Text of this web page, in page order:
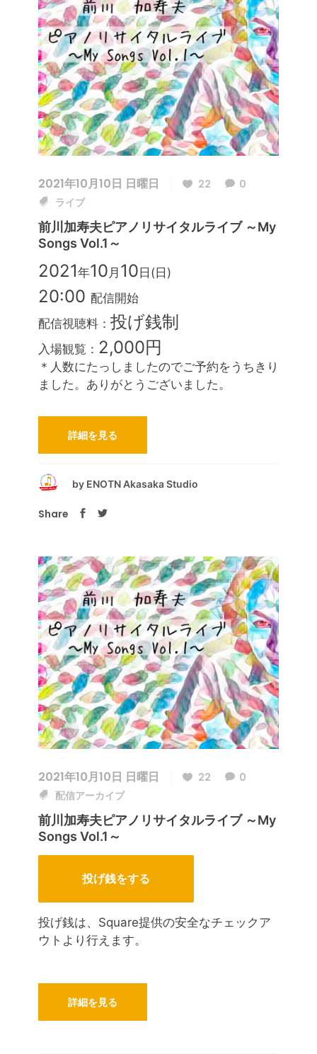
2021年10月10日 日曜日 22
0
ライブ
前川加寿夫ピアノリサイタルライブ ～My
Songs Vol.1～
2021年10 月 10 日(日)
20:00 配信開始
配信視聴料： 投げ銭制
入場観覧： 2,000円
＊人数にたっしましたのでご予約をうちきり
ました。ありがとうございました。
詳細を見る
by ENOTN Akasaka Studio
Share
2021年10月10日 日曜日 22
0
配信アーカイブ
前川加寿夫ピアノリサイタルライブ ～My
Songs Vol.1～
投げ銭をする
投げ銭は、Square提供の安全なチェックア
ウトより行えます。
詳細を見る